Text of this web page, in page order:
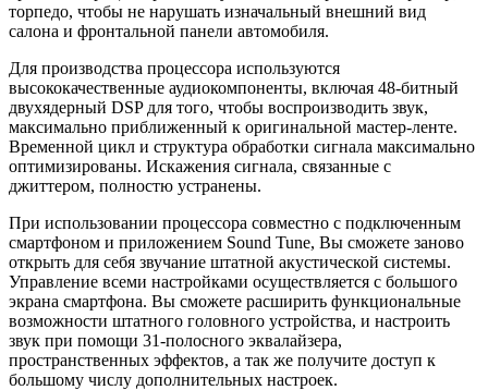
торпедо, чтобы не нарушать изначальный внешний вид
салона и фронтальной панели автомобиля.
Для производства процессора используются
высококачественные аудиокомпоненты, включая 48-битный
двухядерный DSP для того, чтобы воспроизводить звук,
максимально приближенный к оригинальной мастер-ленте.
Временной цикл и структура обработки сигнала максимально
оптимизированы. Искажения сигнала, связанные с
джиттером, полностю устранены.
При использовании процессора совместно с подключенным
смартфоном и приложением Sound Tune, Вы сможете заново
открыть для себя звучание штатной акустической системы.
Управление всеми настройками осуществляется с большого
экрана смартфона. Вы сможете расширить функциональные
возможности штатного головного устройства, и настроить
звук при помощи 31-полосного эквалайзера,
пространственных эффектов, а так же получите доступ к
большому числу дополнительных настроек.